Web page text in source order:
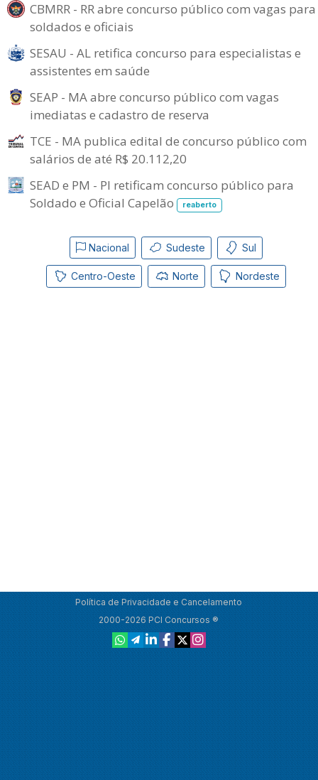
CBMRR - RR abre concurso público com vagas para
soldados e oficiais
SESAU - AL retifica concurso para especialistas e
assistentes em saúde
SEAP - MA abre concurso público com vagas
imediatas e cadastro de reserva
TCE - MA publica edital de concurso público com
salários de até R$ 20.112,20
SEAD e PM - PI retificam concurso público para
Soldado e Oficial Capelão
reaberto
Nacional Sudeste Sul
Centro-Oeste Norte Nordeste
Política de Privacidade e Cancelamento
2000-2026 PCI Concursos ®